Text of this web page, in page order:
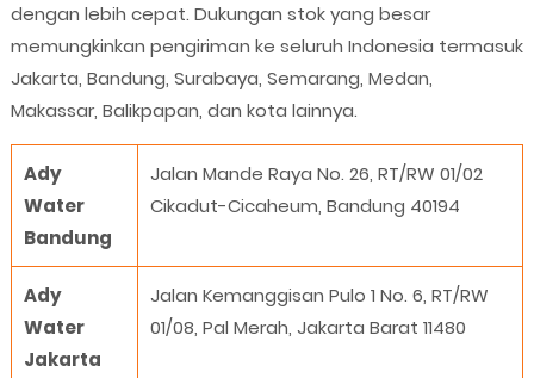
dengan lebih cepat. Dukungan stok yang besar
memungkinkan pengiriman ke seluruh Indonesia termasuk
Jakarta, Bandung, Surabaya, Semarang, Medan,
Makassar, Balikpapan, dan kota lainnya.
Ady
Water
Bandung
Jalan Mande Raya No. 26, RT/RW 01/02
Cikadut-Cicaheum, Bandung 40194
Ady
Water
Jakarta
Jalan Kemanggisan Pulo 1 No. 6, RT/RW
01/08, Pal Merah, Jakarta Barat 11480